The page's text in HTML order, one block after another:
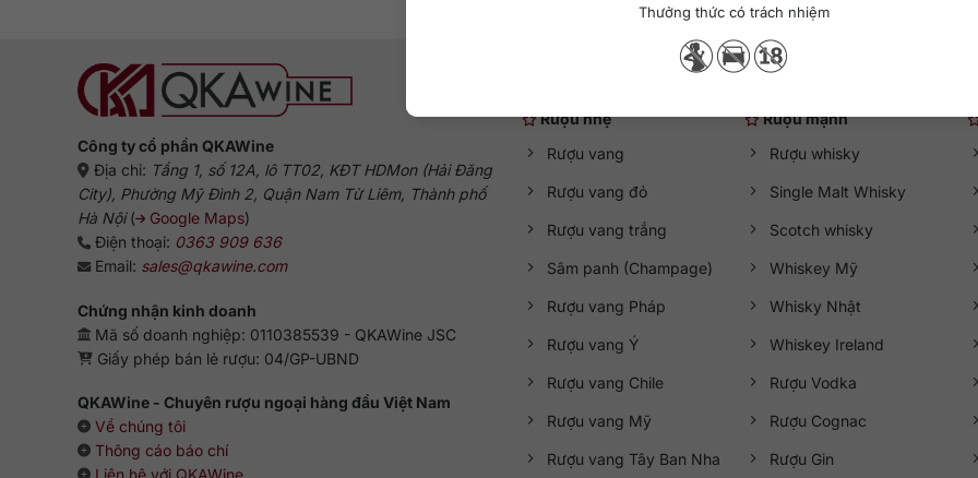
Thưởng thức có trách nhiệm
Công ty cổ phần QKAWine
Địa chỉ: Tầng 1, số 12A, lô TT02, KĐT HDMon (Hải Đăng
City), Phường Mỹ Đình 2, Quận Nam Từ Liêm, Thành phố
Hà Nội( Google Maps)
Điện thoại: 0363 909 636
Email: sales@qkawine.com
Chứng nhận kinh doanh
Mã số doanh nghiệp: 0110385539 - QKAWine JSC
Giấy phép bán lẻ rượu: 04/GP-UBND
QKAWine - Chuyên rượu ngoại hàng đầu Việt Nam
Về chúng tôi
Thông cáo báo chí
Liên hệ với QKAWine
Danh mục rượu ngoại
Rượu nhẹ
Rượu vang
Rượu vang đỏ
Rượu vang trắng
Sâm panh (Champage)
Rượu vang Pháp
Rượu vang Ý
Rượu vang Chile
Rượu vang Mỹ
Rượu vang Tây Ban Nha
Rượu mạnh
Rượu whisky
Single Malt Whisky
Scotch whisky
Whiskey Mỹ
Whisky Nhật
Whiskey Ireland
Rượu Vodka
Rượu Cognac
Rượu Gin